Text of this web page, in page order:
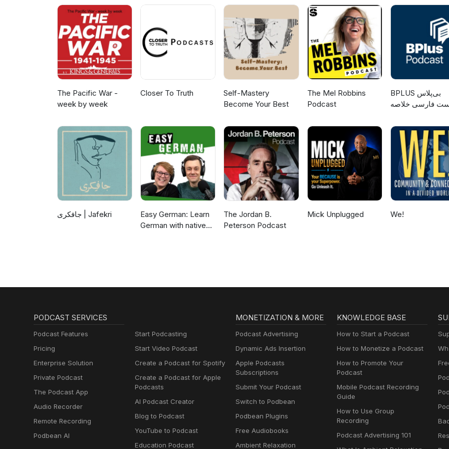
auf unserer Webseite.
The Pacific War -
week by week
Closer To Truth
Self-Mastery
Become Your Best
The Mel Robbins
Podcast
‌BPLUS بی‌پلاس
فارسی خلاصه
جافکری | Jafekri
Easy German: Learn
German with native
The Jordan B.
Peterson Podcast
Mick Unplugged We!
PODCAST SERVICES
Podcast Features
Pricing
Enterprise Solution
Private Podcast
The Podcast App
Audio Recorder
Remote Recording
Podbean AI
Start Podcasting
Start Video Podcast
Create a Podcast for Spotify
Create a Podcast for Apple
Podcasts
AI Podcast Creator
Blog to Podcast
YouTube to Podcast
Education Podcast
MONETIZATION & MORE
Podcast Advertising
Dynamic Ads Insertion
Apple Podcasts
Subscriptions
Submit Your Podcast
Switch to Podbean
Podbean Plugins
Free Audiobooks
Ambient Relaxation
KNOWLEDGE BASE
How to Start a Podcast
How to Monetize a Podcast
How to Promote Your
Podcast
Mobile Podcast Recording
Guide
How to Use Group
Recording
Podcast Advertising 101